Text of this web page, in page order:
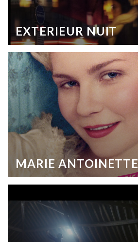
EXTERIEUR NUIT
MARIE ANTOINETTE